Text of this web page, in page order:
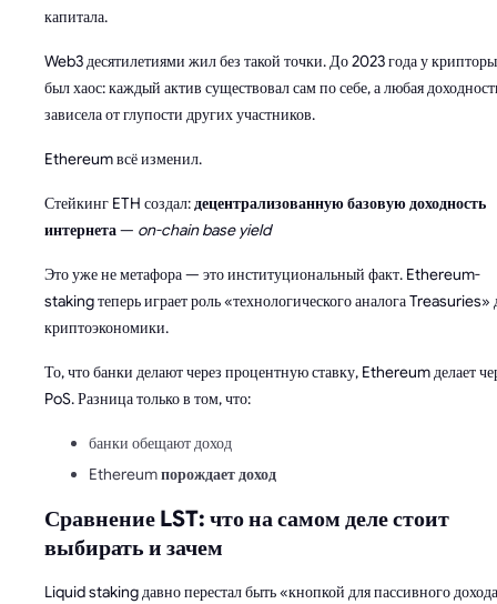
капитала.
Web3 десятилетиями жил без такой точки. До 2023 года у
был хаос: каждый актив существовал сам по себе, а любая
зависела от глупости других участников.
Ethereum всё изменил.
Стейкинг ETH создал:децентрализованную базовую доходность
интернета— on-chain base yield
Это уже не метафора — это институциональный факт. Ethereum-
staking теперь играет роль «технологического аналога Treasuries»
криптоэкономики.
То, что банки делают через процентную ставку, Ethereum делает
PoS. Разница только в том, что:
банки обещают доход
Ethereumпорождает доход
Сравнение LST: что на самом деле стоит
выбирать и зачем
Liquid staking давно перестал быть «кнопкой для пассивного